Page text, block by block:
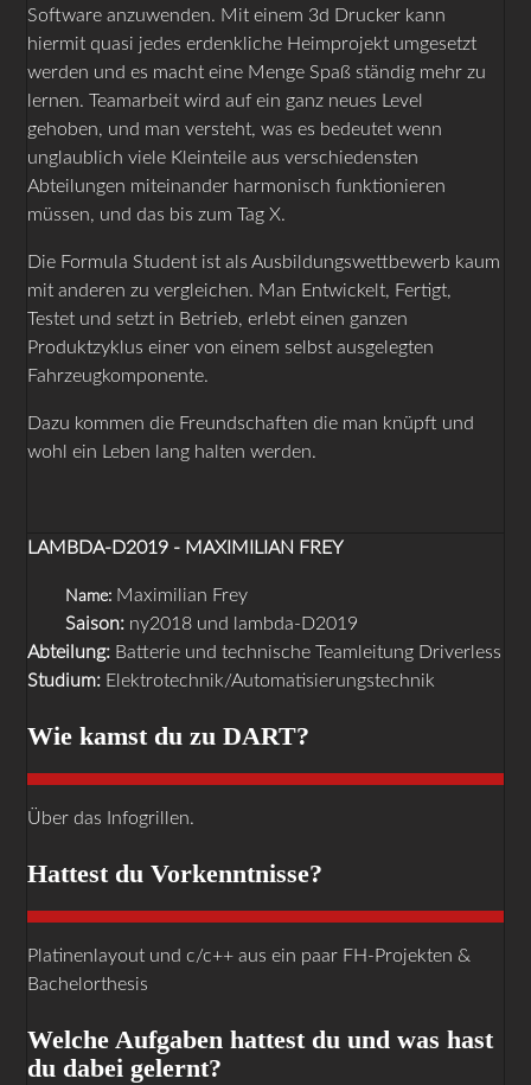
Software anzuwenden. Mit einem 3d Drucker kann
hiermit quasi jedes erdenkliche Heimprojekt umgesetzt
werden und es macht eine Menge Spaß ständig mehr zu
lernen. Teamarbeit wird auf ein ganz neues Level
gehoben, und man versteht, was es bedeutet wenn
unglaublich viele Kleinteile aus verschiedensten
Abteilungen miteinander harmonisch funktionieren
müssen, und das bis zum Tag X.
Die Formula Student ist als Ausbildungswettbewerb kaum
mit anderen zu vergleichen. Man Entwickelt, Fertigt,
Testet und setzt in Betrieb, erlebt einen ganzen
Produktzyklus einer von einem selbst ausgelegten
Fahrzeugkomponente.
Dazu kommen die Freundschaften die man knüpft und
wohl ein Leben lang halten werden.
LAMBDA-D2019 - MAXIMILIAN FREY
Name: Maximilian Frey
Saison: ny2018 und lambda-D2019
Abteilung: Batterie und technische Teamleitung Driverless
Studium: Elektrotechnik/Automatisierungstechnik
Wie kamst du zu DART?
Über das Infogrillen.
Hattest du Vorkenntnisse?
Platinenlayout und c/c++ aus ein paar FH-Projekten &
Bachelorthesis
Welche Aufgaben hattest du und was hast
du dabei gelernt?